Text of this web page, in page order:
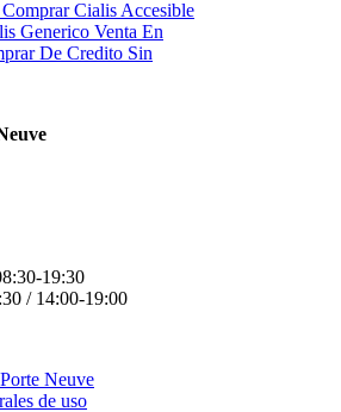
Cialis Accesible
Generico Venta En
De Credito Sin
19:30
/ 14:00-19:00
Neuve
de uso